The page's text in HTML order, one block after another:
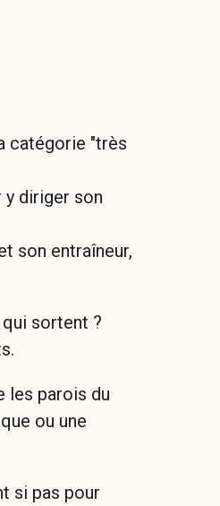
catégorie "très
y diriger son
son entraîneur,
sortent ?
les parois du
ou une
si pas pour